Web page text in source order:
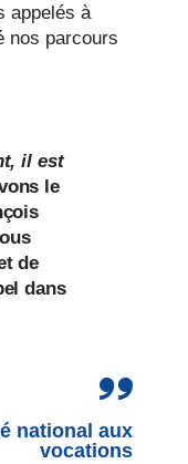
appelés à
nos parcours
il est
le
de
dans
national aux
vocations